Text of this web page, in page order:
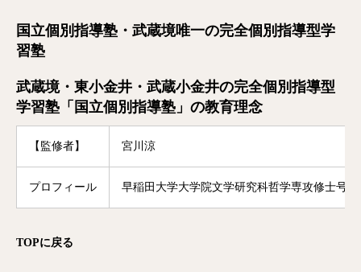
国立個別指導塾・武蔵境唯一の完全個別指導型学
習塾
武蔵境・東小金井・武蔵小金井の完全個別指導型
学習塾「国立個別指導塾」の教育理念
【監修者】 宮川涼
プロフィール 早稲田大学大学院文学研究科哲学専攻修士号
TOPに戻る